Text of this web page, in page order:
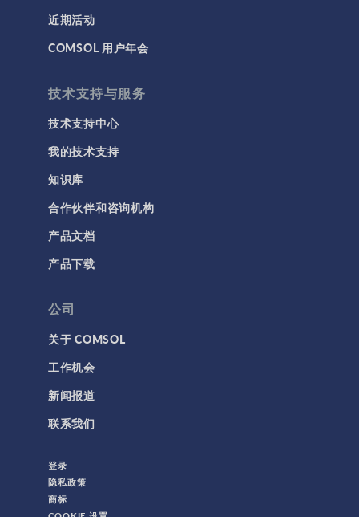
近期活动
COMSOL 用户年会
技术支持与服务
技术支持中心
我的技术支持
知识库
合作伙伴和咨询机构
产品文档
产品下载
公司
关于 COMSOL
工作机会
新闻报道
联系我们
登录
隐私政策
商标